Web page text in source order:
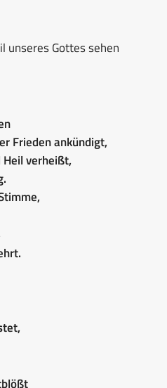
unseres Gottes sehen
Frieden ankündigt,
verheißt,